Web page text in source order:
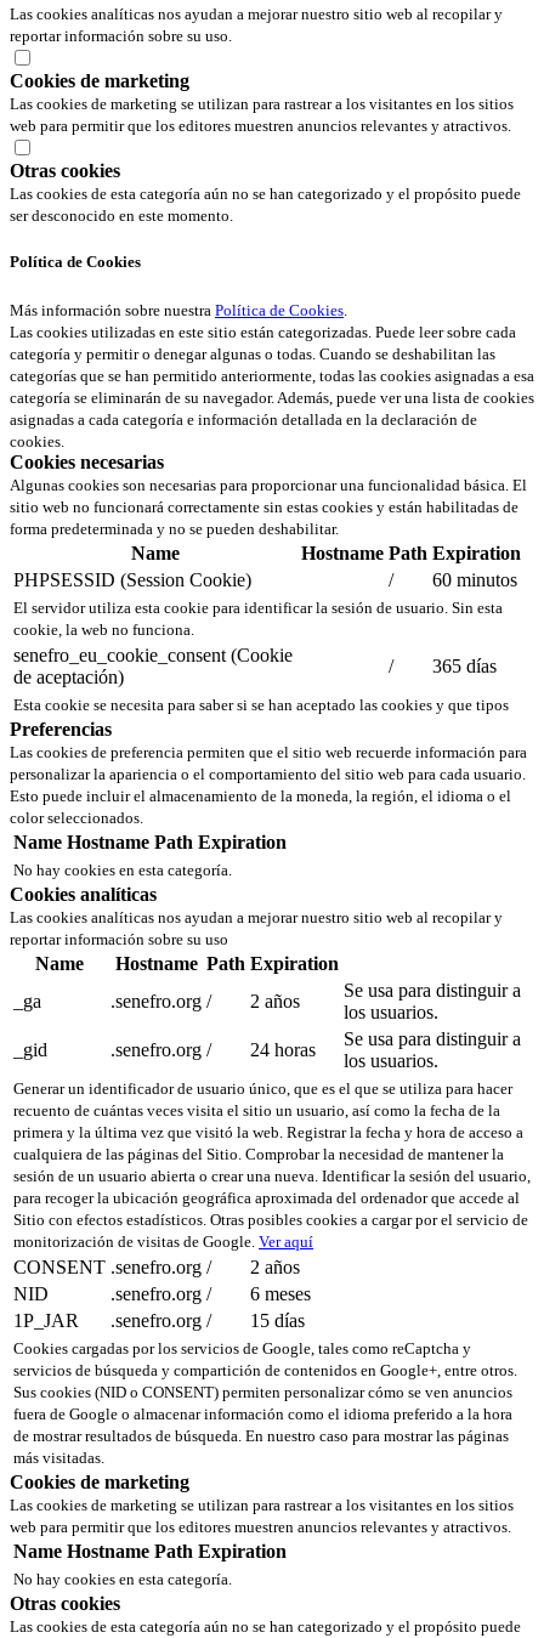
Las cookies analíticas nos ayudan a mejorar nuestro sitio web al recopilar y
reportar información sobre su uso.
Cookies de marketing
Las cookies de marketing se utilizan para rastrear a los visitantes en los sitios
web para permitir que los editores muestren anuncios relevantes y atractivos.
Otras cookies
Las cookies de esta categoría aún no se han categorizado y el propósito puede
ser desconocido en este momento.
Política de Cookies
Más información sobre nuestra Política de Cookies.
Las cookies utilizadas en este sitio están categorizadas. Puede leer sobre cada
categoría y permitir o denegar algunas o todas. Cuando se deshabilitan las
categorías que se han permitido anteriormente, todas las cookies asignadas a esa
categoría se eliminarán de su navegador. Además, puede ver una lista de cookies
asignadas a cada categoría e información detallada en la declaración de
cookies.
Cookies necesarias
Algunas cookies son necesarias para proporcionar una funcionalidad básica. El
sitio web no funcionará correctamente sin estas cookies y están habilitadas de
forma predeterminada y no se pueden deshabilitar.
Name Hostname Path Expiration
PHPSESSID (Session Cookie)
/ 60 minutos
El servidor utiliza esta cookie para identificar la sesión de usuario. Sin esta
cookie, la web no funciona.
senefro_eu_cookie_consent (Cookie
de aceptación)
/ 365 días
Esta cookie se necesita para saber si se han aceptado las cookies y que tipos
Preferencias
Las cookies de preferencia permiten que el sitio web recuerde información para
personalizar la apariencia o el comportamiento del sitio web para cada usuario.
Esto puede incluir el almacenamiento de la moneda, la región, el idioma o el
color seleccionados.
Name Hostname Path Expiration
No hay cookies en esta categoría.
Cookies analíticas
Las cookies analíticas nos ayudan a mejorar nuestro sitio web al recopilar y
reportar información sobre su uso
Name Hostname Path Expiration
_ga
.senefro.org / 2 años
Se usa para distinguir a
los usuarios.
_gid
.senefro.org / 24 horas
Se usa para distinguir a
los usuarios.
Generar un identificador de usuario único, que es el que se utiliza para hacer
recuento de cuántas veces visita el sitio un usuario, así como la fecha de la
primera y la última vez que visitó la web. Registrar la fecha y hora de acceso a
cualquiera de las páginas del Sitio. Comprobar la necesidad de mantener la
sesión de un usuario abierta o crear una nueva. Identificar la sesión del usuario,
para recoger la ubicación geográfica aproximada del ordenador que accede al
Sitio con efectos estadísticos. Otras posibles cookies a cargar por el servicio de
monitorización de visitas de Google. Ver aquí
CONSENT .senefro.org /
2 años
NID
.senefro.org /
6 meses
1P_JAR
.senefro.org / 15 días
Cookies cargadas por los servicios de Google, tales como reCaptcha y
servicios de búsqueda y compartición de contenidos en Google+, entre otros.
Sus cookies (NID o CONSENT) permiten personalizar cómo se ven anuncios
fuera de Google o almacenar información como el idioma preferido a la hora
de mostrar resultados de búsqueda. En nuestro caso para mostrar las páginas
más visitadas.
Cookies de marketing
Las cookies de marketing se utilizan para rastrear a los visitantes en los sitios
web para permitir que los editores muestren anuncios relevantes y atractivos.
Name Hostname Path Expiration
No hay cookies en esta categoría.
Otras cookies
Las cookies de esta categoría aún no se han categorizado y el propósito puede